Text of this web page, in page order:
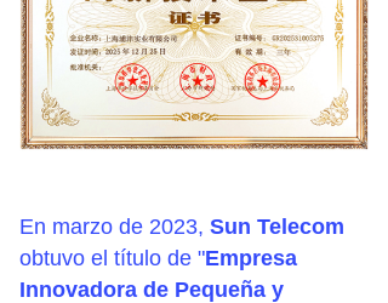
En marzo de 2023, Sun Telecom
obtuvo el título de "Empresa
Innovadora de Pequeña y